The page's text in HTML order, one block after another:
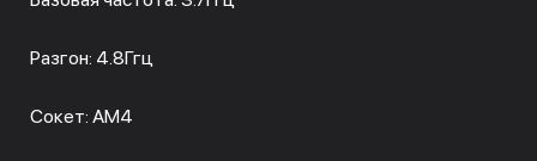
Разгон: 4.8Ггц
Сокет: АМ4